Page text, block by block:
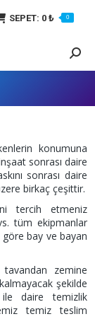
SEPET: 0 ₺ 0
konumuna
sonrası daire
sonrası daire
birkaç çeşittir.
tercih etmeniz
tüm ekipmanlar
göre bay ve bayan
zemine
şekilde
daire temizlik
temiz teslim